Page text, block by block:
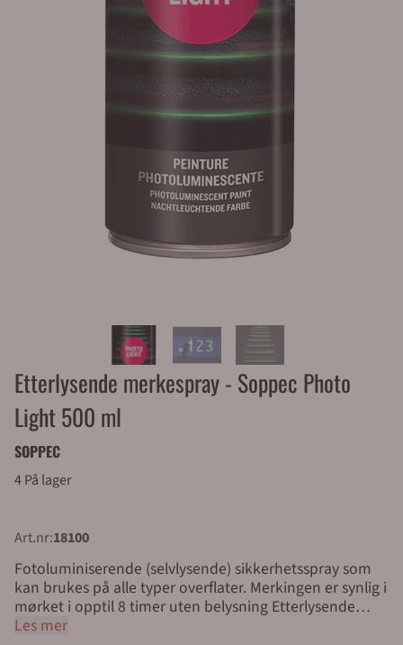
Etterlysende merkespray - Soppec Photo
Light 500 ml
SOPPEC
4 På lager
Art.nr:18100
Fotoluminiserende (selvlysende) sikkerhetsspray som
kan brukes på alle typer overflater. Merkingen er synlig i
mørket i opptil 8 timer uten belysning Etterlysende
merkespray som lyser i mørket. Oppmerkingen
Les mer